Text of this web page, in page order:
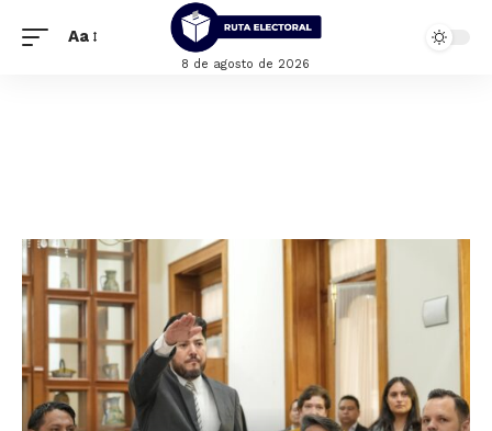
Aa
8 de agosto de 2026